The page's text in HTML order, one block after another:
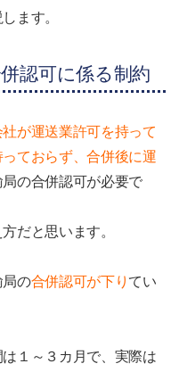
ます。
認可に係る制約
社が運送業許可を持って
ておらず、合併後に運
の合併認可が必要で
だと思います。
局の合併認可が下り てい
１～３カ月で、実際は